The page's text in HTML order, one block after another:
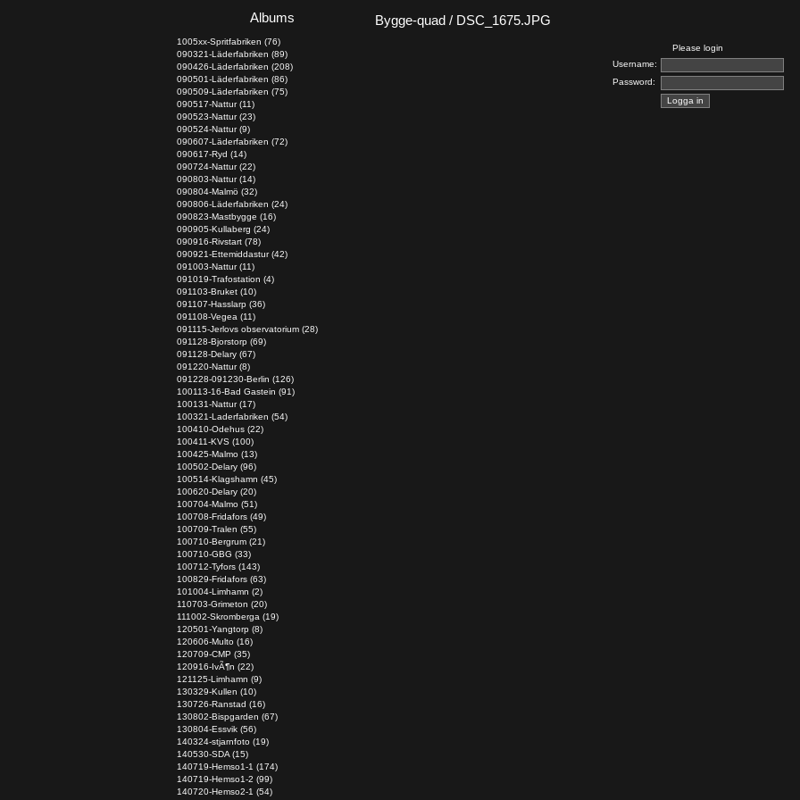
Albums
1005xx-Spritfabriken (76)
090321-Läderfabriken (89)
090426-Läderfabriken (208)
090501-Läderfabriken (86)
090509-Läderfabriken (75)
090517-Nattur (11)
090523-Nattur (23)
090524-Nattur (9)
090607-Läderfabriken (72)
090617-Ryd (14)
090724-Nattur (22)
090803-Nattur (14)
090804-Malmö (32)
090806-Läderfabriken (24)
090823-Mastbygge (16)
090905-Kullaberg (24)
090916-Rivstart (78)
090921-Ettemiddastur (42)
091003-Nattur (11)
091019-Trafostation (4)
091103-Bruket (10)
091107-Hasslarp (36)
091108-Vegea (11)
091115-Jerlovs observatorium (28)
091128-Bjorstorp (69)
091128-Delary (67)
091220-Nattur (8)
091228-091230-Berlin (126)
100113-16-Bad Gastein (91)
100131-Nattur (17)
100321-Laderfabriken (54)
100410-Odehus (22)
100411-KVS (100)
100425-Malmo (13)
100502-Delary (96)
100514-Klagshamn (45)
100620-Delary (20)
100704-Malmo (51)
100708-Fridafors (49)
100709-Tralen (55)
100710-Bergrum (21)
100710-GBG (33)
100712-Tyfors (143)
100829-Fridafors (63)
101004-Limhamn (2)
110703-Grimeton (20)
111002-Skromberga (19)
120501-Yangtorp (8)
120606-Multo (16)
120709-CMP (35)
120916-IvÃ¶n (22)
121125-Limhamn (9)
130329-Kullen (10)
130726-Ranstad (16)
130802-Bispgarden (67)
130804-Essvik (56)
140324-stjarnfoto (19)
140530-SDA (15)
140719-Hemso1-1 (174)
140719-Hemso1-2 (99)
140720-Hemso2-1 (54)
Bygge-quad / DSC_1675.JPG
Please login
Username:
Password: